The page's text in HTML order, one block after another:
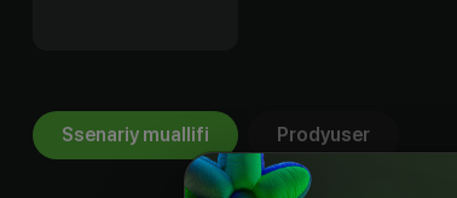
Ssenariy muallifi Prodyuser